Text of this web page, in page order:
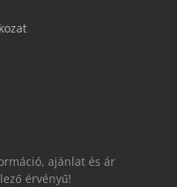
ajánlat és ár
érvényű!